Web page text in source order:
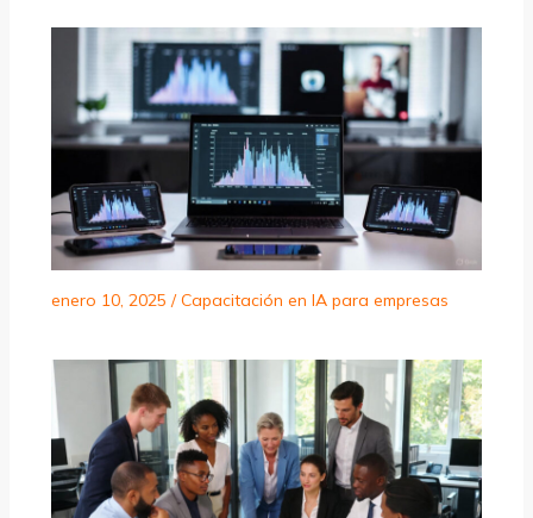
enero 10, 2025 /Capacitación en IA para empresas